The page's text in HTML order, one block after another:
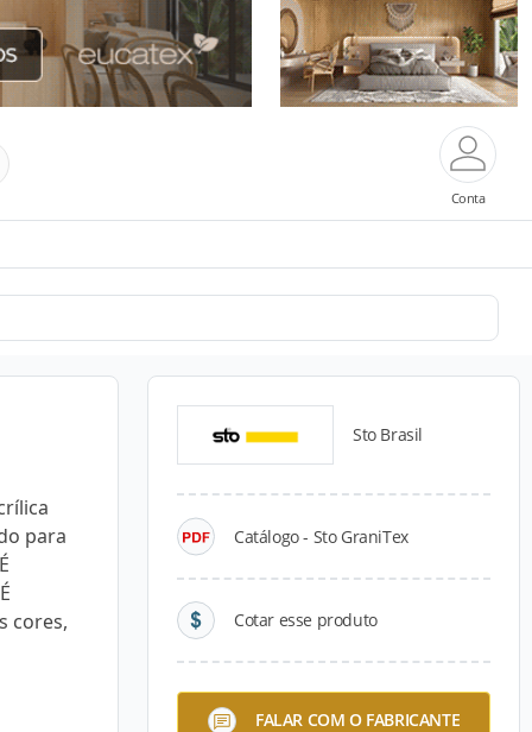
Conta
para
cores,
Sto Brasil
Catálogo - Sto GraniTex
Cotar esse produto
FALAR COM O FABRICANTE